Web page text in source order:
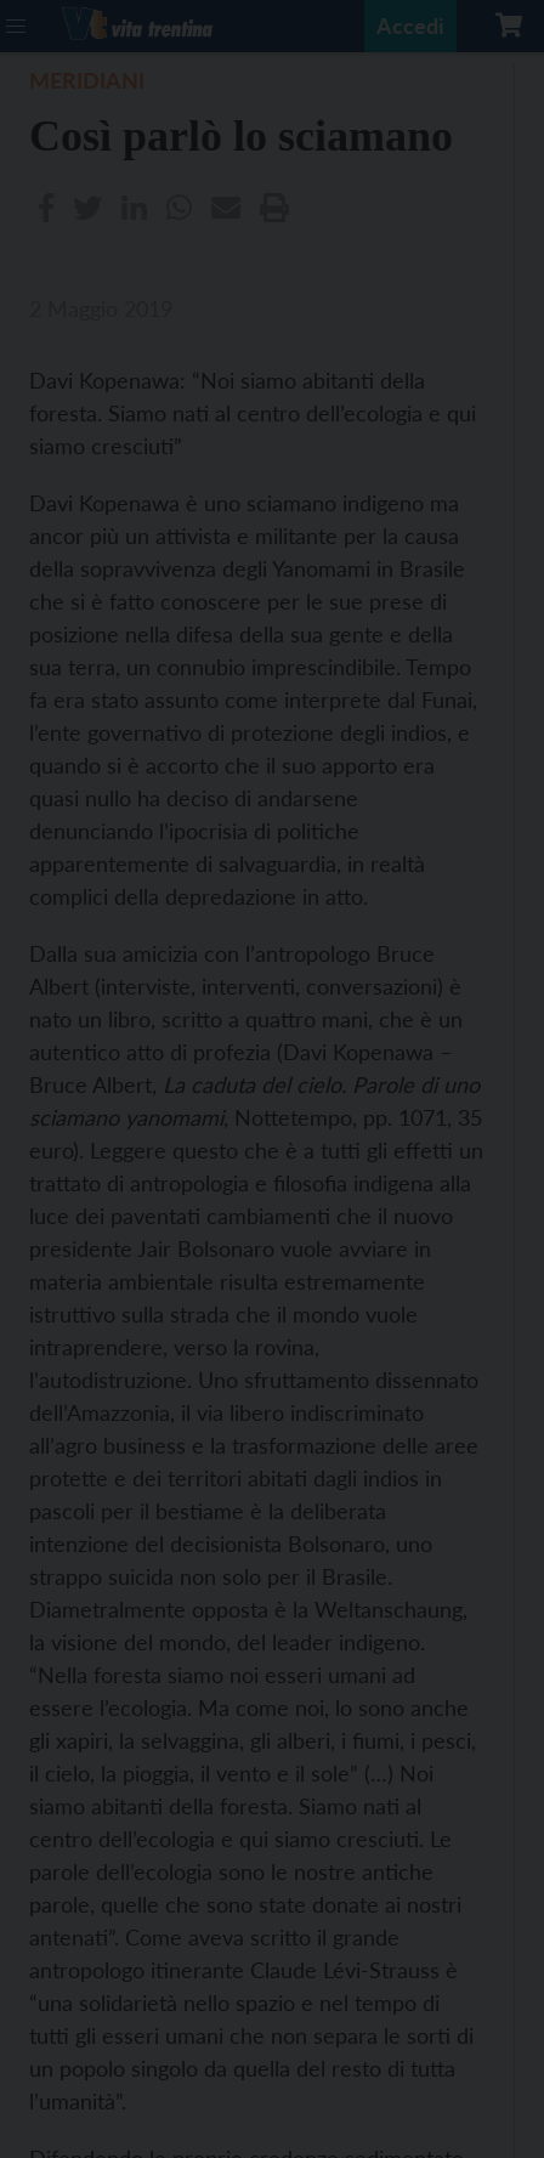
Accedi
Così parlò lo sciamano
Davi Kopenawa: “Noi siamo abitanti della
foresta. Siamo nati al centro dell’ecologia e qui
siamo cresciuti”
Davi Kopenawa è uno sciamano indigeno ma
ancor più un attivista e militante per la causa
della sopravvivenza degli Yanomami in Brasile
che si è fatto conoscere per le sue prese di
posizione nella difesa della sua gente e della
sua terra, un connubio imprescindibile. Tempo
fa era stato assunto come interprete dal Funai,
l’ente governativo di protezione degli indios, e
quando si è accorto che il suo apporto era
quasi nullo ha deciso di andarsene
denunciando l’ipocrisia di politiche
apparentemente di salvaguardia, in realtà
complici della depredazione in atto.
Dalla sua amicizia con l’antropologo Bruce
Albert (interviste, interventi, conversazioni) è
nato un libro, scritto a quattro mani, che è un
autentico atto di profezia (Davi Kopenawa –
Bruce Albert, La caduta del cielo. Parole di uno
sciamano yanomami, Nottetempo, pp. 1071, 35
euro). Leggere questo che è a tutti gli effetti un
trattato di antropologia e filosofia indigena alla
luce dei paventati cambiamenti che il nuovo
presidente Jair Bolsonaro vuole avviare in
materia ambientale risulta estremamente
istruttivo sulla strada che il mondo vuole
intraprendere, verso la rovina,
l’autodistruzione. Uno sfruttamento dissennato
dell’Amazzonia, il via libero indiscriminato
all’agro business e la trasformazione delle aree
protette e dei territori abitati dagli indios in
pascoli per il bestiame è la deliberata
intenzione del decisionista Bolsonaro, uno
strappo suicida non solo per il Brasile.
Diametralmente opposta è la Weltanschaung,
la visione del mondo, del leader indigeno.
“Nella foresta siamo noi esseri umani ad
essere l’ecologia. Ma come noi, lo sono anche
gli xapiri, la selvaggina, gli alberi, i fiumi, i pesci,
il cielo, la pioggia, il vento e il sole” (…) Noi
siamo abitanti della foresta. Siamo nati al
centro dell’ecologia e qui siamo cresciuti. Le
parole dell’ecologia sono le nostre antiche
parole, quelle che sono state donate ai nostri
antenati”. Come aveva scritto il grande
antropologo itinerante Claude Lévi-Strauss è
“una solidarietà nello spazio e nel tempo di
tutti gli esseri umani che non separa le sorti di
un popolo singolo da quella del resto di tutta
l’umanità”.